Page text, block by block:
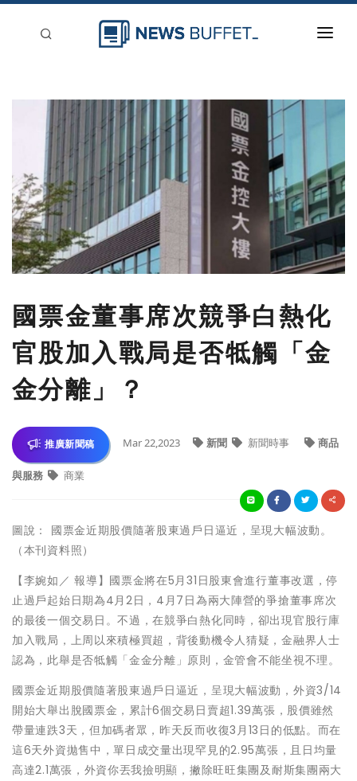
新聞稿分類
刊登
國票金董事席次競爭白熱化
官股加入戰局是否牴觸「金
金分離」？
推廣新聞稿 Mar 22,2023 新聞 新聞時事 商品
與服務 商業
圖說： 國票金近期股價隨著股東過戶日逼近，呈現大幅波動。
（本刊資料照）
【李婉如／ 報導】國票金將在5月31日股東會進行董事改選，停
止過戶起始日期為4月2日，4月7日為兩大陣營的爭搶董事席次
的最後一個交易日。不過，在競爭白熱化同時，卻出現官股行庫
加入戰局，上周以來積極買超，背後動機令人猜疑，金融界人士
認為，此舉是否牴觸「金金分離」原則，金管會不能坐視不理。
國票金近期股價隨著股東過戶日逼近，呈現大幅波動，外資3/14
開始大舉出脫國票金，累計6個交易日賣超1.39萬張，股價雖然
帶量連跌3天，但加碼者眾，昨天反而收復3月13日的低點。而在
這6天外資拋售中，單日成交量出現罕見的2.95萬張，且日均量
高達2.1萬張，外資你丟我撿明顯，撇除旺旺集團及耐斯集團兩大